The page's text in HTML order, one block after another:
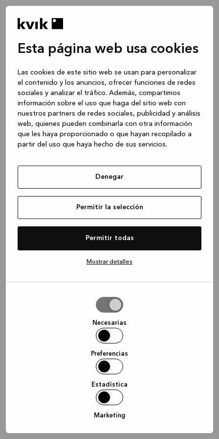
Esta página web usa cookies
Las cookies de este sitio web se usan para personalizar
el contenido y los anuncios, ofrecer funciones de redes
sociales y analizar el tráfico. Además, compartimos
información sobre el uso que haga del sitio web con
nuestros partners de redes sociales, publicidad y análisis
web, quienes pueden combinarla con otra información
que les haya proporcionado o que hayan recopilado a
partir del uso que haya hecho de sus servicios.
Denegar
Permitir la selección
Permitir todas
Mostrar detalles
Necesarias
Preferencias
Estadística
Marketing
Application error: a client-side exception has occurred
loadingwww.kvik.es (see the browser console for more